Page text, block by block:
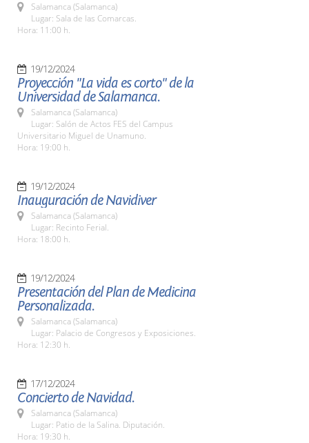
Salamanca (Salamanca)
Lugar: Sala de las Comarcas.
Hora: 11:00 h.
19/12/2024
Proyección "La vida es corto" de la
Universidad de Salamanca.
Salamanca (Salamanca)
Lugar: Salón de Actos FES del Campus
Universitario Miguel de Unamuno.
Hora: 19:00 h.
19/12/2024
Inauguración de Navidiver
Salamanca (Salamanca)
Lugar: Recinto Ferial.
Hora: 18:00 h.
19/12/2024
Presentación del Plan de Medicina
Personalizada.
Salamanca (Salamanca)
Lugar: Palacio de Congresos y Exposiciones.
Hora: 12:30 h.
17/12/2024
Concierto de Navidad.
Salamanca (Salamanca)
Lugar: Patio de la Salina. Diputación.
Hora: 19:30 h.